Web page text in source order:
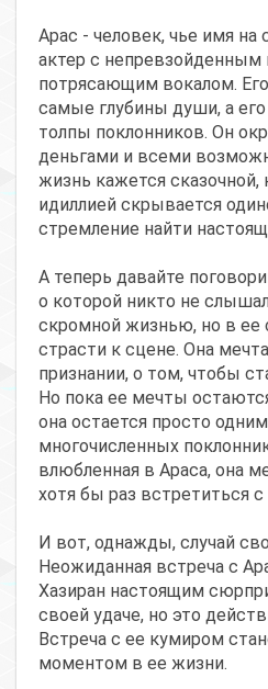
Арас - человек, чье имя на
актер с
потрясающим вокалом.
самые глубины души, а
толпы поклонников. Он
деньгами и всеми
жизнь кажется сказочной,
идиллией скрывается
стремление найти
А теперь давайте
о которой никто не
скромной жизнью, но в ее
страсти к сцене. Она
признании, о том, чтобы
Но пока ее мечты
она остается просто
многочисленных
влюбленная в Араса, она
хотя бы раз встретиться с
И вот, однажды, случай
Неожиданная встреча с
Хазиран настоящим
своей удаче, но это
Встреча с ее кумиром
моментом в ее жизни.